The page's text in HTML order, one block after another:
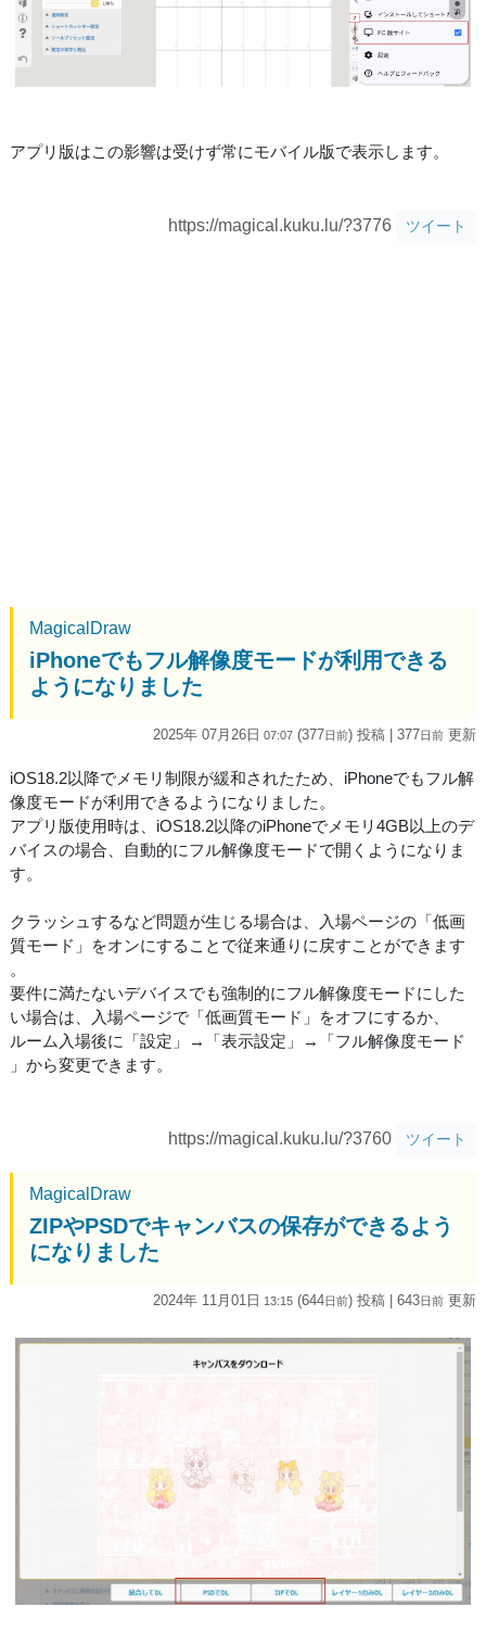
アプリ版はこの影響は受けず常にモバイル版で表示します。
https://magical.kuku.lu/?3776 ツイート
MagicalDraw
iPhoneでもフル解像度モードが利用できる
ようになりました
2025年 07月26日 07:07 (377日前) 投稿 | 377日前 更新
iOS18.2以降でメモリ制限が緩和されたため、iPhoneでもフル解
像度モードが利用できるようになりました。
アプリ版使用時は、iOS18.2以降のiPhoneでメモリ4GB以上のデ
バイスの場合、自動的にフル解像度モードで開くようになりま
す。
クラッシュするなど問題が生じる場合は、入場ページの「低画
質モード」をオンにすることで従来通りに戻すことができます
。
要件に満たないデバイスでも強制的にフル解像度モードにした
い場合は、入場ページで「低画質モード」をオフにするか、
ルーム入場後に「設定」→「表示設定」→「フル解像度モード
」から変更できます。
https://magical.kuku.lu/?3760 ツイート
MagicalDraw
ZIPやPSDでキャンバスの保存ができるよう
になりました
2024年 11月01日 13:15 (644日前) 投稿 | 643日前 更新